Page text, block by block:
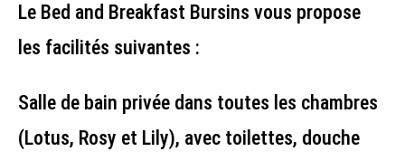
Le Bed and Breakfast Bursins vous propose
les facilités suivantes :
Salle de bain privée dans toutes les chambres
(Lotus, Rosy et Lily), avec toilettes, douche